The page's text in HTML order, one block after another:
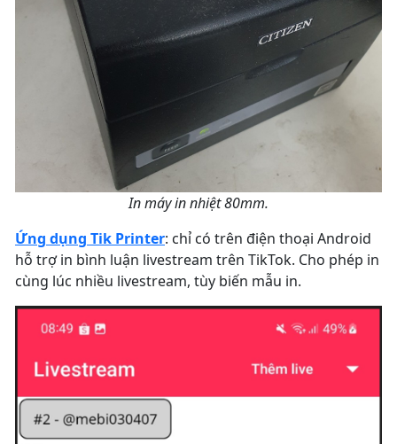
In máy in nhiệt 80mm.
Ứng dụng Tik Printer: chỉ có trên điện thoại Android
hỗ trợ in bình luận livestream trên TikTok. Cho phép in
cùng lúc nhiều livestream, tùy biến mẫu in.